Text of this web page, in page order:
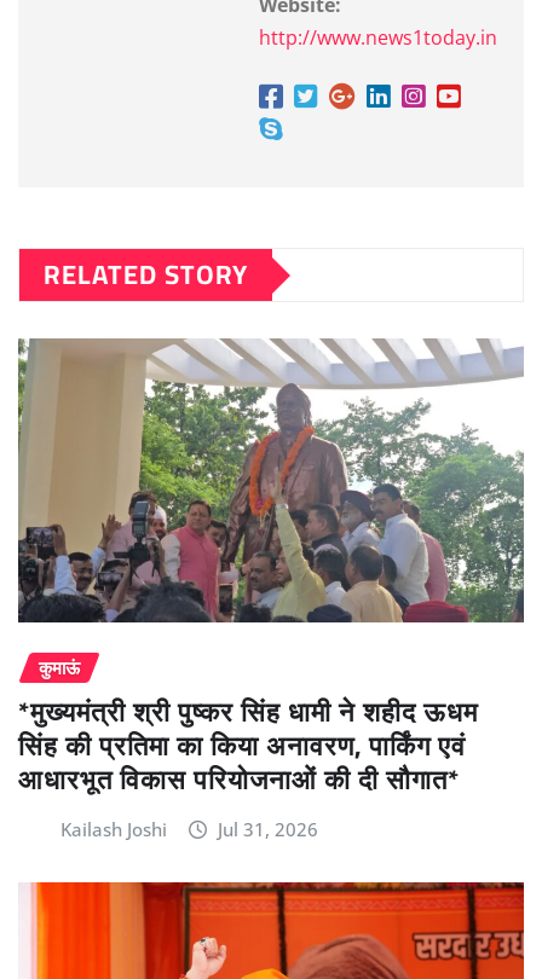
http://www.news1today.in
RELATED STORY
कुमाऊं
*मुख्यमंत्री श्री पुष्कर सिंह धामी ने शहीद ऊधम
सिंह की प्रतिमा का किया अनावरण, पार्किंग एवं
आधारभूत विकास परियोजनाओं की दी सौगात*
Kailash Joshi Jul 31, 2026